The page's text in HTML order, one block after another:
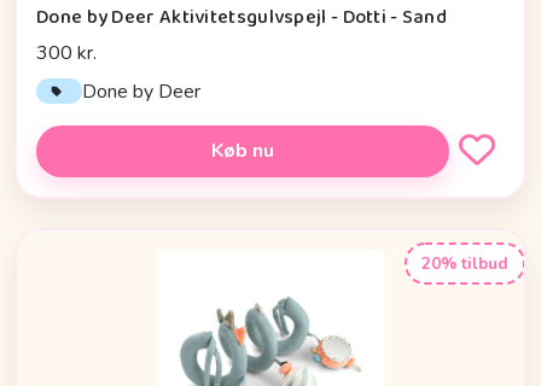
Done by Deer Aktivitetsgulvspejl - Dotti - Sand
300 kr.
Done by Deer
Køb nu
20% tilbud